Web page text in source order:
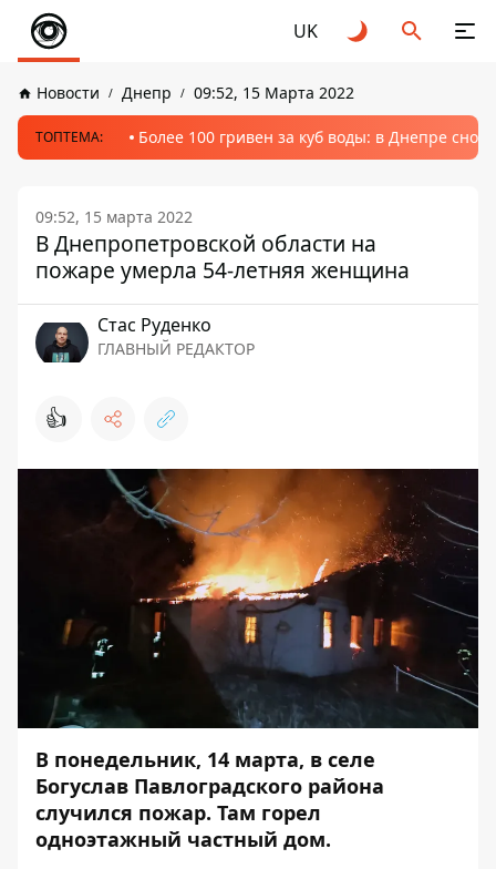
UK
Новости Днепр 09:52, 15 Марта 2022
ТОПТЕМА: Более 100 гривен за куб воды: в Днепре
09:52, 15 марта 2022
В Днепропетровской области на
пожаре умерла 54-летняя женщина
Стаc Руденко
ГЛАВНЫЙ РЕДАКТОР
👍
В понедельник, 14 марта, в селе
Богуслав Павлоградского района
случился пожар. Там горел
одноэтажный частный дом.